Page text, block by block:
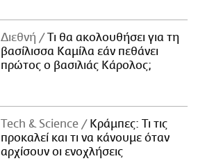
Διεθνή
Τι θα ακολουθήσει για τη
βασίλισσα Καμίλα εάν πεθάνει
πρώτος ο βασιλιάς Κάρολος;
Τech & Science
Κράμπες: Τι τις
προκαλεί και τι να κάνουμε όταν
αρχίσουν οι ενοχλήσεις